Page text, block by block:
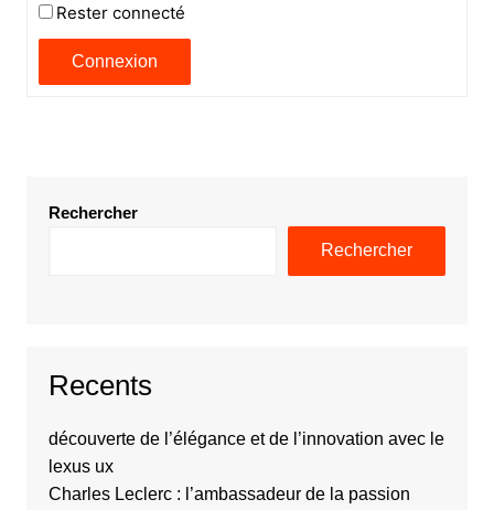
Rester connecté
Connexion
Rechercher
Rechercher
Recents
découverte de l’élégance et de l’innovation avec le
lexus ux
Charles Leclerc : l’ambassadeur de la passion